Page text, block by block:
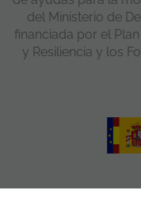
del Ministerio de
financiada por el
y Resiliencia y los